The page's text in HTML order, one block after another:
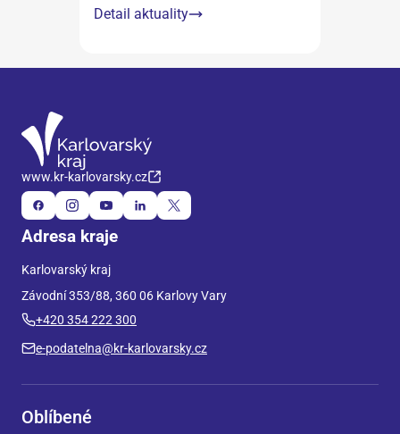
Detail aktuality
www.kr-karlovarsky.cz
Adresa kraje
Karlovarský kraj
Závodní 353/88, 360 06 Karlovy Vary
+420 354 222 300
e-podatelna@kr-karlovarsky.cz
Oblíbené